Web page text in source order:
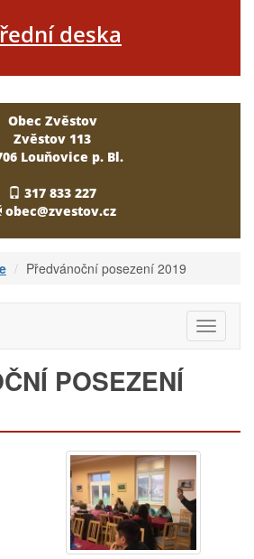
deska
Obec Zvěstov
Zvěstov 113
Louňovice p. Bl.
317 833 227
obec@zvestov.cz
Předvánoční posezení 2019
Toggle
POSEZENÍ